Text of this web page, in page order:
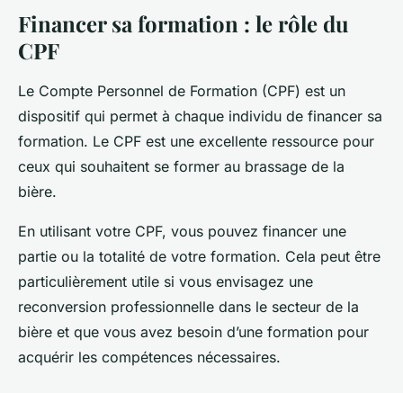
Financer sa formation : le rôle du
CPF
Le Compte Personnel de Formation (CPF) est un
dispositif qui permet à chaque individu de financer sa
formation. Le CPF est une excellente ressource pour
ceux qui souhaitent se former au brassage de la
bière.
En utilisant votre CPF, vous pouvez financer une
partie ou la totalité de votre formation. Cela peut être
particulièrement utile si vous envisagez une
reconversion professionnelle dans le secteur de la
bière et que vous avez besoin d’une formation pour
acquérir les compétences nécessaires.